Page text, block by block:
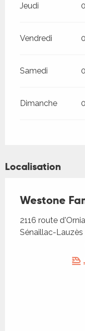
Jeudi
Vendredi
Samedi
Dimanche
Localisation
Westone
2116 route
Sénaillac-Lauzès